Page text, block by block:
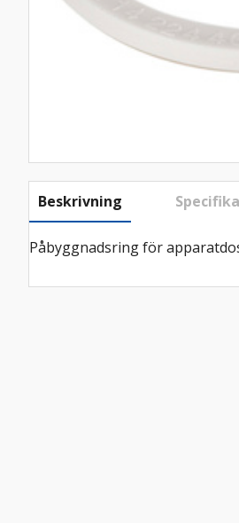
Beskrivning
Påbyggnadsring för